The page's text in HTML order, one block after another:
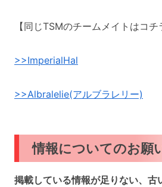
【同じTSMのチームメイトはコチ
>>ImperialHal
>>Albralelie(アルブラレリー)
情報についてのお願
掲載している情報が足りない、古